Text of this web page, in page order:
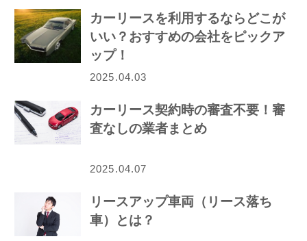
カーリースを利用するならどこが
いい？おすすめの会社をピックア
ップ！
2025.04.03
カーリース契約時の審査不要！審
査なしの業者まとめ
2025.04.07
リースアップ車両（リース落ち
車）とは？